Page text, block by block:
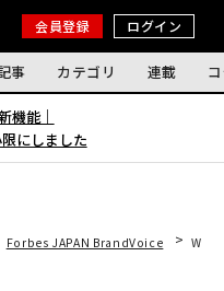
会員登録 ログイン
事 カテゴリ 連載
機能｜
にしました
Forbes JAPAN BrandVoice